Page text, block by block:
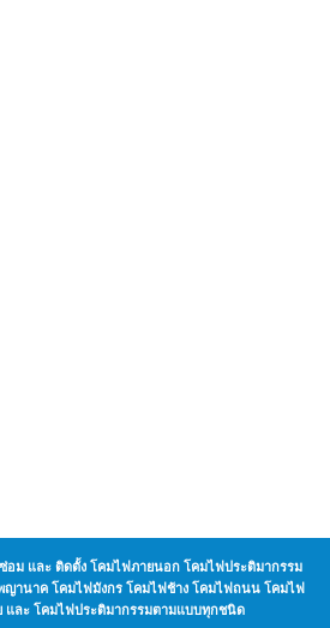
อม และ ติดตั้ง โคมไฟภายนอก โคมไฟประติมากรรม
านาค โคมไฟมังกร โคมไฟช้าง โคมไฟถนน โคมไฟ
และ โคมไฟประติมากรรมตามแบบทุกชนิด